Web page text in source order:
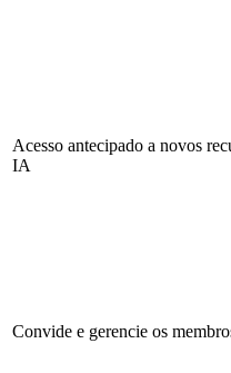
Acesso antecipado a novos
IA
Convide e gerencie os